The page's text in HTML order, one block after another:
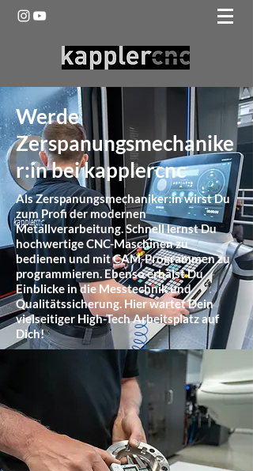
Werde
Zerspanungsmechanike
r:in bei kapplercnc
Als Zerspanungsmechaniker:in wirst Du
zum Profi der modernen
Metallverarbeitung. Schnell lernst Du
hochwertige CNC-Maschinen zu
bedienen und mit CAM-Programmen zu
programmieren. Ebenso erhälst Du
Einblicke in die Messtechnik und
Qualitätssicherung. Hier wartet Dein
vielseitiger High-Tech Arbeitsplatz auf
Dich!